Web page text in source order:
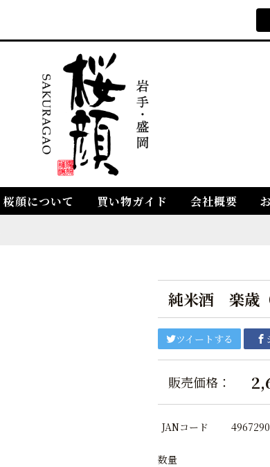
桜顔について 買い物ガイド 会社概要
純米酒 楽歳
ツイートする
販売価格：
JANコード
数量